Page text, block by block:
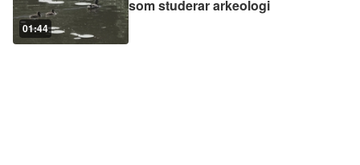
01:44
som studerar arkeologi